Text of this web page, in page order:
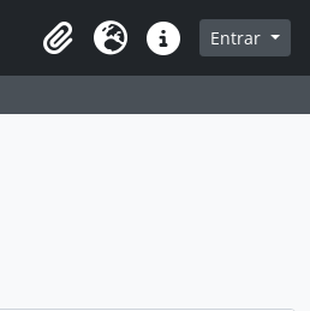
Idioma Atalhos Entrar